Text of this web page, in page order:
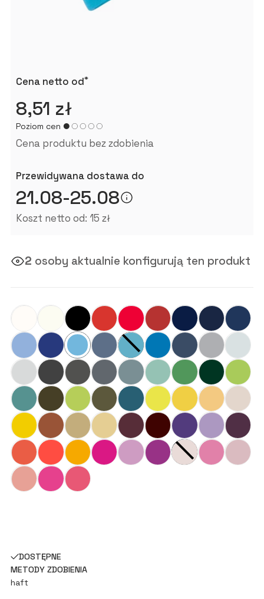
Cena netto od*
8,51 zł
Poziom cen
Cena produktu bez zdobienia
Przewidywana dostawa do
21.08-25.08
Koszt netto od: 15 zł
2 osoby aktualnie konfigurują ten produkt
DOSTĘPNE
METODY ZDOBIENIA
haft